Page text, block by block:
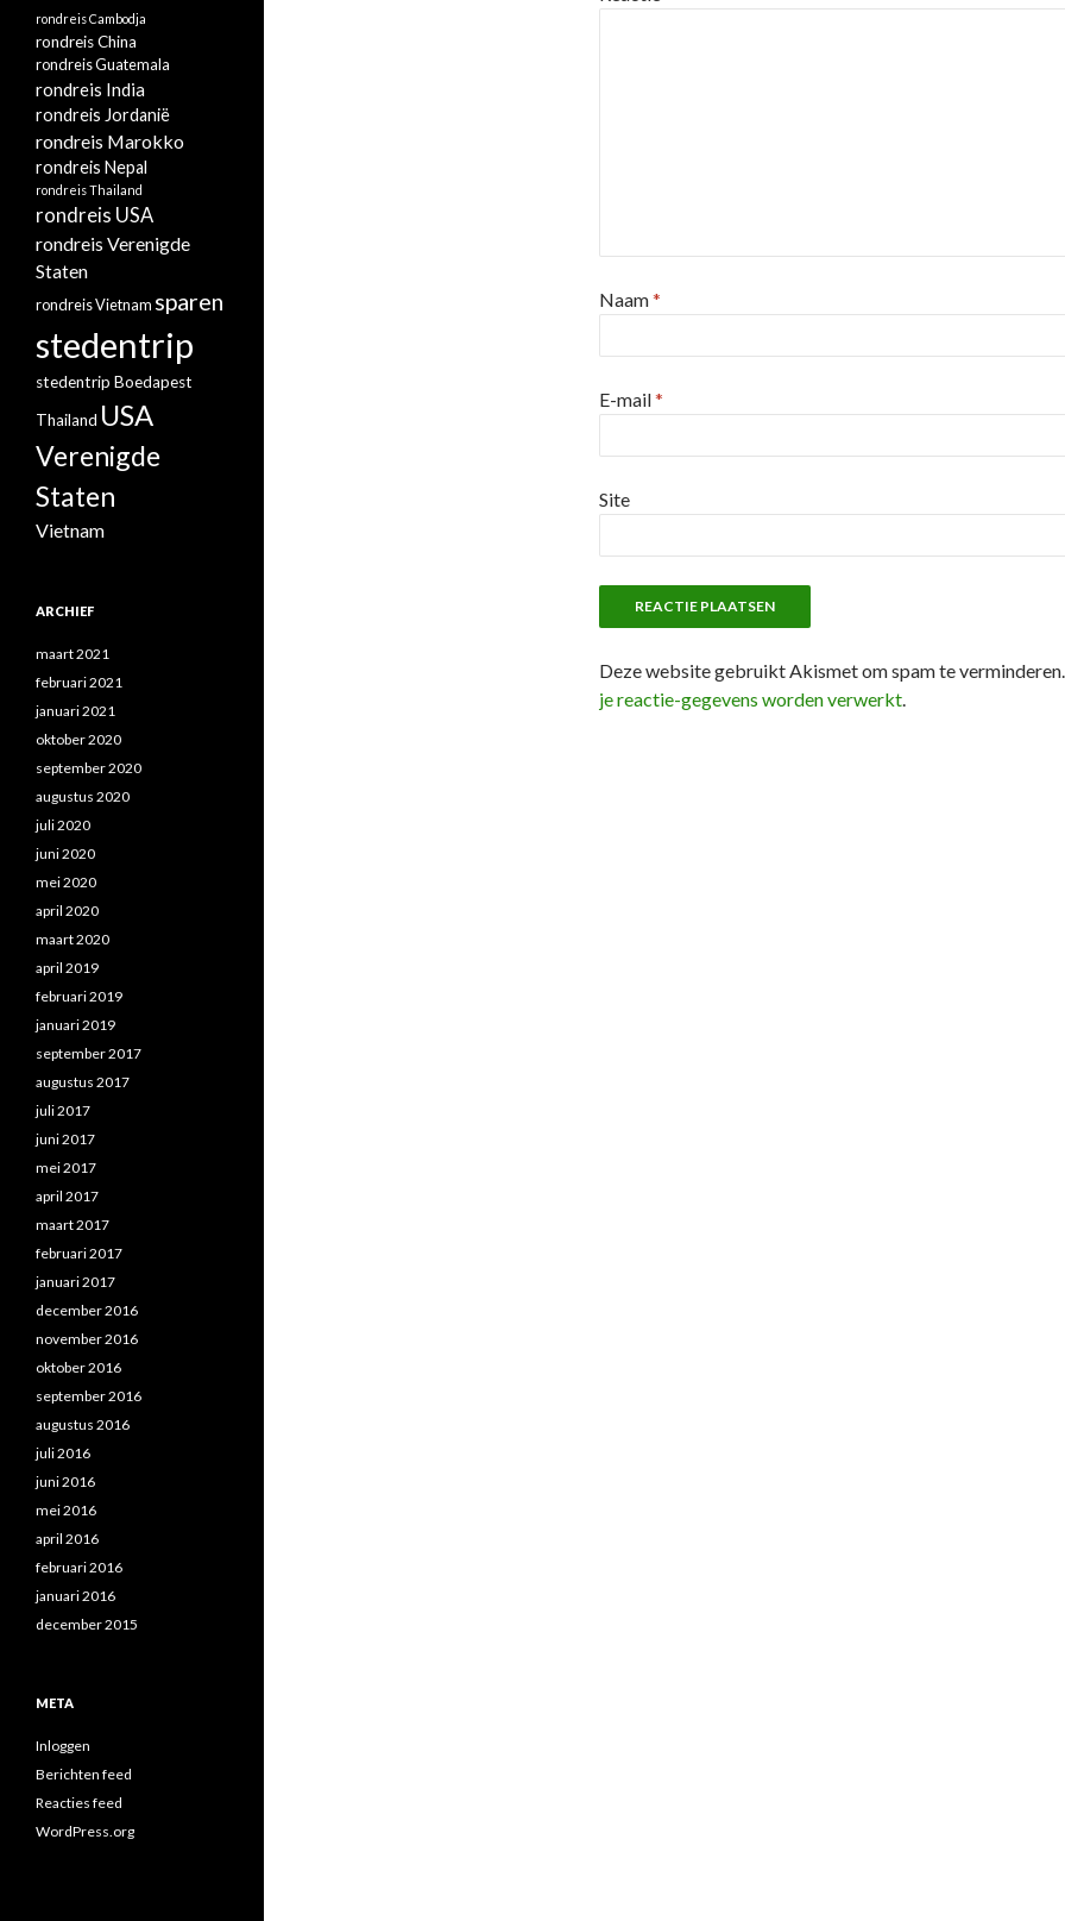
Naam*
E-mail*
Site
Deze website gebruikt Akismet om spam te verminderen.
je reactie-gegevens worden verwerkt.
rondreis Cambodja
rondreis China
rondreis Guatemala
rondreis India
rondreis Jordanië
rondreis Marokko
rondreis Nepal
rondreis Thailand
rondreis USA
rondreis Verenigde
Staten
rondreis Vietnam sparen
stedentrip
stedentrip Boedapest
Thailand USA
Verenigde
Staten
Vietnam
ARCHIEF
maart 2021
februari 2021
januari 2021
oktober 2020
september 2020
augustus 2020
juli 2020
juni 2020
mei 2020
april 2020
maart 2020
april 2019
februari 2019
januari 2019
september 2017
augustus 2017
juli 2017
juni 2017
mei 2017
april 2017
maart 2017
februari 2017
januari 2017
december 2016
november 2016
oktober 2016
september 2016
augustus 2016
juli 2016
juni 2016
mei 2016
april 2016
februari 2016
januari 2016
december 2015
META
Inloggen
Berichten feed
Reacties feed
WordPress.org